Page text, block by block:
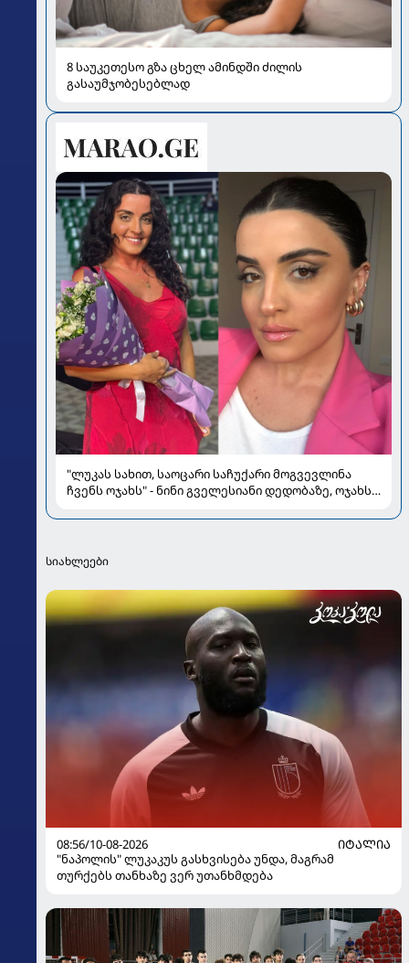
8 საუკეთესო გზა ცხელ ამინდში ძილის
გასაუმჯობესებლად
"ლუკას სახით, საოცარი საჩუქარი მოგვევლინა
ჩვენს ოჯახს" - ნინი გველესიანი დედობაზე, ოჯახსა
სიახლეები
08:56/10-08-2026
ᲘᲢᲐᲚᲘᲐ
"ნაპოლის" ლუკაკუს გასხვისება უნდა, მაგრამ
თურქებს თანხაზე ვერ უთანხმდება